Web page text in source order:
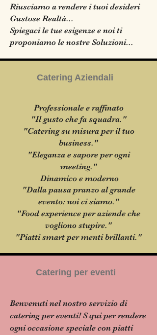
Riusciamo a rendere i tuoi desideri
Gustose Realtà...
Spiegaci le tue esigenze e noi ti
proponiamo le nostre Soluzioni...
Catering Aziendali
Professionale e raffinato
"Il gusto che fa squadra."
"Catering su misura per il tuo
business."
"Eleganza e sapore per ogni
meeting."
Dinamico e moderno
"Dalla pausa pranzo al grande
evento: noi ci siamo."
"Food experience per aziende che
vogliono stupire."
"Piatti smart per menti brillanti."
Catering per eventi
Benvenuti nel nostro servizio di
catering per eventi! S qui per rendere
ogni occasione speciale con piatti